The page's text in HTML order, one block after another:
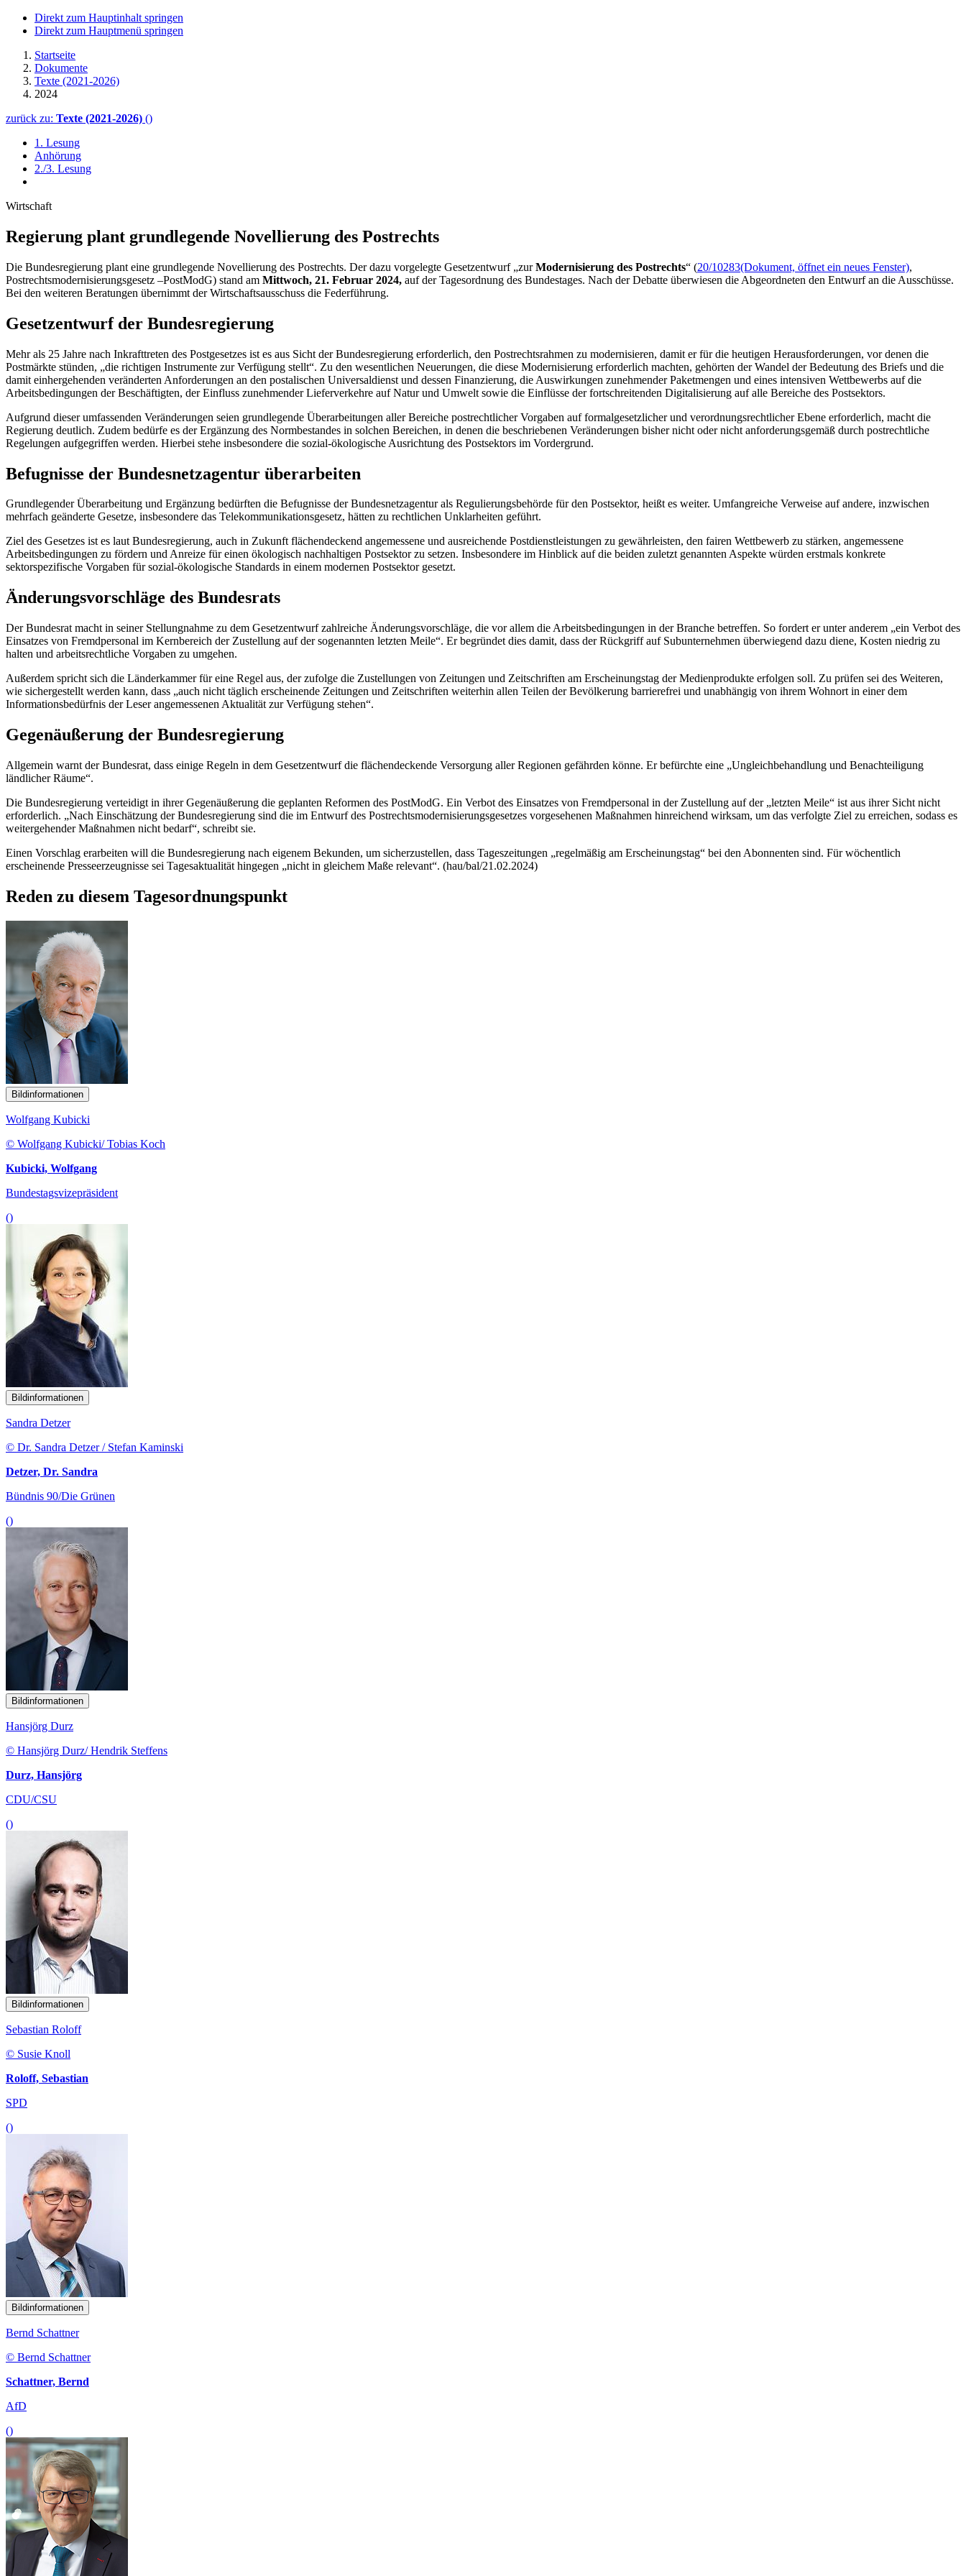
Direkt zum Hauptinhalt springen
Direkt zum Hauptmenü springen
Startseite
Dokumente
Texte (2021-2026)
2024
zurück zu: Texte (2021-2026) ()
1. Lesung
Anhörung
2./3. Lesung
Wirtschaft
Regierung plant grundlegende Novellierung des Postrechts
Die Bundesregierung plant eine grundlegende Novellierung des Postrechts. Der dazu vorgelegte Gesetzentwurf „zurModernisierung des Postrechts“ (20/10283(Dokument, öffnet ein neues Fenster),
Postrechtsmodernisierungsgesetz –PostModG) stand am Mittwoch, 21. Februar 2024, auf der Tagesordnung des Bundestages. Nach der Debatte überwiesen die Abgeordneten den Entwurf an die Ausschüsse.
Bei den weiteren Beratungen übernimmt der Wirtschaftsausschuss die Federführung.
Gesetzentwurf der Bundesregierung
Mehr als 25 Jahre nach Inkrafttreten des Postgesetzes ist es aus Sicht der Bundesregierung erforderlich, den Postrechtsrahmen zu modernisieren, damit er für die heutigen Herausforderungen, vor denen die
Postmärkte stünden, „die richtigen Instrumente zur Verfügung stellt“. Zu den wesentlichen Neuerungen, die diese Modernisierung erforderlich machten, gehörten der Wandel der Bedeutung des Briefs und die
damit einhergehenden veränderten Anforderungen an den postalischen Universaldienst und dessen Finanzierung, die Auswirkungen zunehmender Paketmengen und eines intensiven Wettbewerbs auf die
Arbeitsbedingungen der Beschäftigten, der Einfluss zunehmender Lieferverkehre auf Natur und Umwelt sowie die Einflüsse der fortschreitenden Digitalisierung auf alle Bereiche des Postsektors.
Aufgrund dieser umfassenden Veränderungen seien grundlegende Überarbeitungen aller Bereiche postrechtlicher Vorgaben auf formalgesetzlicher und verordnungsrechtlicher Ebene erforderlich, macht die
Regierung deutlich. Zudem bedürfe es der Ergänzung des Normbestandes in solchen Bereichen, in denen die beschriebenen Veränderungen bisher nicht oder nicht anforderungsgemäß durch postrechtliche
Regelungen aufgegriffen werden. Hierbei stehe insbesondere die sozial-ökologische Ausrichtung des Postsektors im Vordergrund.
Befugnisse der Bundesnetzagentur überarbeiten
Grundlegender Überarbeitung und Ergänzung bedürften die Befugnisse der Bundesnetzagentur als Regulierungsbehörde für den Postsektor, heißt es weiter. Umfangreiche Verweise auf andere, inzwischen
mehrfach geänderte Gesetze, insbesondere das Telekommunikationsgesetz, hätten zu rechtlichen Unklarheiten geführt.
Ziel des Gesetzes ist es laut Bundesregierung, auch in Zukunft flächendeckend angemessene und ausreichende Postdienstleistungen zu gewährleisten, den fairen Wettbewerb zu stärken, angemessene
Arbeitsbedingungen zu fördern und Anreize für einen ökologisch nachhaltigen Postsektor zu setzen. Insbesondere im Hinblick auf die beiden zuletzt genannten Aspekte würden erstmals konkrete
sektorspezifische Vorgaben für sozial-ökologische Standards in einem modernen Postsektor gesetzt.
Änderungsvorschläge des Bundesrats
Der Bundesrat macht in seiner Stellungnahme zu dem Gesetzentwurf zahlreiche Änderungsvorschläge, die vor allem die Arbeitsbedingungen in der Branche betreffen. So fordert er unter anderem „ein Verbot des
Einsatzes von Fremdpersonal im Kernbereich der Zustellung auf der sogenannten letzten Meile“. Er begründet dies damit, dass der Rückgriff auf Subunternehmen überwiegend dazu diene, Kosten niedrig zu
halten und arbeitsrechtliche Vorgaben zu umgehen.
Außerdem spricht sich die Länderkammer für eine Regel aus, der zufolge die Zustellungen von Zeitungen und Zeitschriften am Erscheinungstag der Medienprodukte erfolgen soll. Zu prüfen sei des Weiteren,
wie sichergestellt werden kann, dass „auch nicht täglich erscheinende Zeitungen und Zeitschriften weiterhin allen Teilen der Bevölkerung barrierefrei und unabhängig von ihrem Wohnort in einer dem
Informationsbedürfnis der Leser angemessenen Aktualität zur Verfügung stehen“.
Gegenäußerung der Bundesregierung
Allgemein warnt der Bundesrat, dass einige Regeln in dem Gesetzentwurf die flächendeckende Versorgung aller Regionen gefährden könne. Er befürchte eine „Ungleichbehandlung und Benachteiligung
ländlicher Räume“.
Die Bundesregierung verteidigt in ihrer Gegenäußerung die geplanten Reformen des PostModG. Ein Verbot des Einsatzes von Fremdpersonal in der Zustellung auf der „letzten Meile“ ist aus ihrer Sicht nicht
erforderlich. „Nach Einschätzung der Bundesregierung sind die im Entwurf des Postrechtsmodernisierungsgesetzes vorgesehenen Maßnahmen hinreichend wirksam, um das verfolgte Ziel zu erreichen, sodass es
weitergehender Maßnahmen nicht bedarf“, schreibt sie.
Einen Vorschlag erarbeiten will die Bundesregierung nach eigenem Bekunden, um sicherzustellen, dass Tageszeitungen „regelmäßig am Erscheinungstag“ bei den Abonnenten sind. Für wöchentlich
erscheinende Presseerzeugnisse sei Tagesaktualität hingegen „nicht in gleichem Maße relevant“. (hau/bal/21.02.2024)
Reden zu diesem Tagesordnungspunkt
Bildinformationen
Wolfgang Kubicki
© Wolfgang Kubicki/ Tobias Koch
Kubicki, Wolfgang
Bundestagsvizepräsident
()
Bildinformationen
Sandra Detzer
© Dr. Sandra Detzer / Stefan Kaminski
Detzer, Dr. Sandra
Bündnis 90/Die Grünen
()
Bildinformationen
Hansjörg Durz
© Hansjörg Durz/ Hendrik Steffens
Durz, Hansjörg
CDU/CSU
()
Bildinformationen
Sebastian Roloff
© Susie Knoll
Roloff, Sebastian
SPD
()
Bildinformationen
Bernd Schattner
© Bernd Schattner
Schattner, Bernd
AfD
()